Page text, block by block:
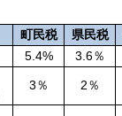
町民税 県民税
5.4% 3.6％
3％ 2％